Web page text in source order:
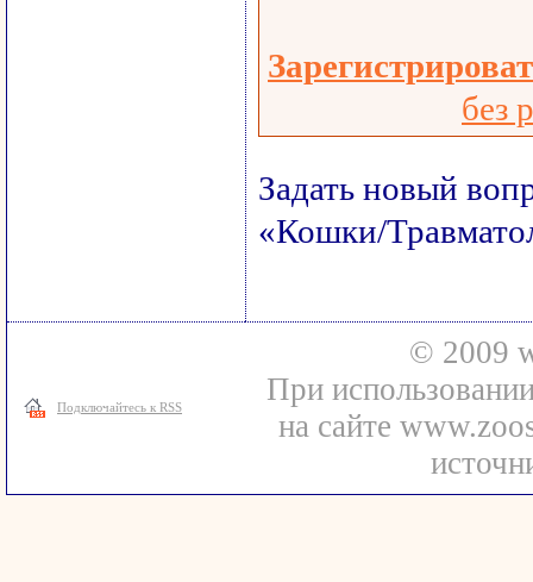
без
Задать новый
«Кошки/
Подключайтесь к RSS
© 2009
При
на сайте